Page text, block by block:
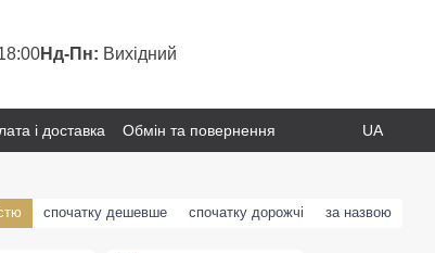
Нд-Пн: Вихідний
і доставка
Обмін та повернення
UA
спочатку дешевше спочатку дорожчі за назвою